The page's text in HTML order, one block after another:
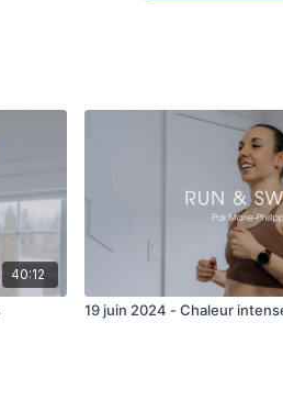
45 sec zone 4-5
60 sec zone 4-5
1 min récup
90 sec zone 4-5
40:12
19 juin 2024 - Chaleur